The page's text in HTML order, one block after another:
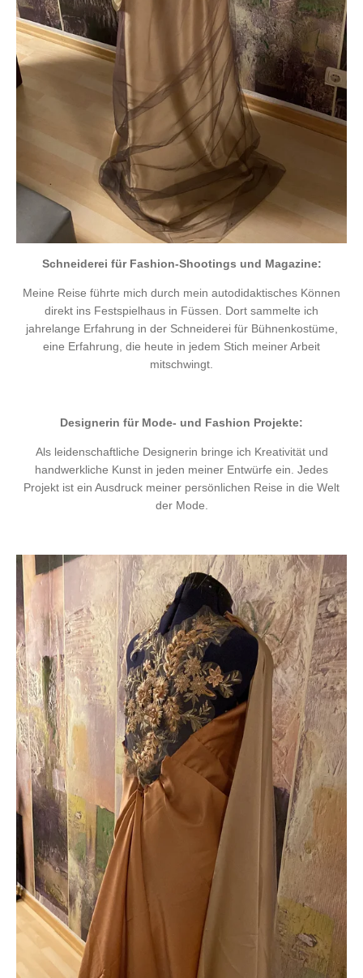
Schneiderei für Fashion-Shootings und Magazine:
Meine Reise führte mich durch mein autodidaktisches Können
direkt ins Festspielhaus in Füssen. Dort sammelte ich
jahrelange Erfahrung in der Schneiderei für Bühnenkostüme,
eine Erfahrung, die heute in jedem Stich meiner Arbeit
mitschwingt.
Designerin für Mode- und Fashion Projekte:
Als leidenschaftliche Designerin bringe ich Kreativität und
handwerkliche Kunst in jeden meiner Entwürfe ein. Jedes
Projekt ist ein Ausdruck meiner persönlichen Reise in die Welt
der Mode.